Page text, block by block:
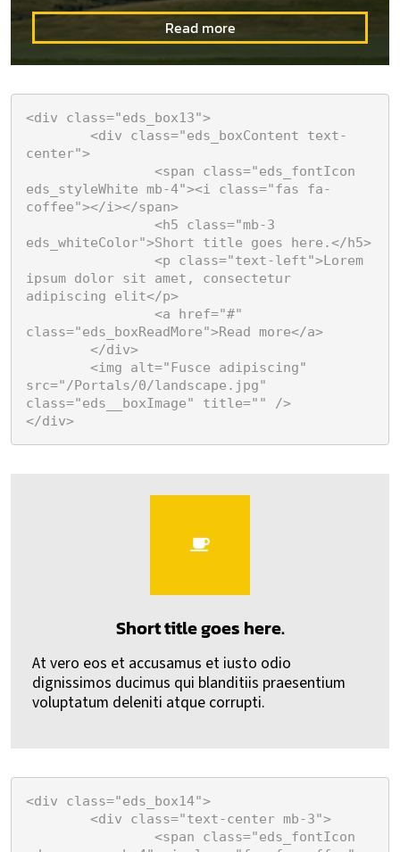
Read more
<div class="eds_box13">
center">
eds_styleWhite mb-4"><i class="fas fa-
coffee"></i></span>
eds_whiteColor">Short title goes here.</h5>
ipsum dolor sit amet, consectetur
adipiscing elit</p>
class="eds_boxReadMore">Read more</a>
src="/Portals/0/landscape.jpg"
class="eds__boxImage" title="" />
</div>
Short title goes here.
At vero eos et accusamus et iusto odio
dignissimos ducimus qui blanditiis praesentium
voluptatum deleniti atque corrupti.
<div class="eds_box14">